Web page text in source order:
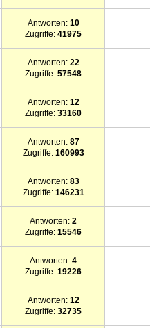
Antworten: 10
Zugriffe:41975
Antworten: 22
Zugriffe:57548
Antworten: 12
Zugriffe:33160
Antworten: 87
Zugriffe: 160993
Antworten: 83
Zugriffe: 146231
Antworten:2
Zugriffe:15546
Antworten:4
Zugriffe:19226
Antworten: 12
Zugriffe:32735